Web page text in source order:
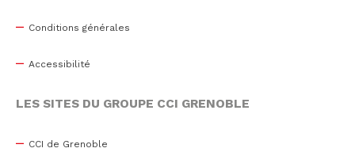
Conditions générales
Accessibilité
LES SITES DU GROUPE CCI GRENOBLE
CCI de Grenoble